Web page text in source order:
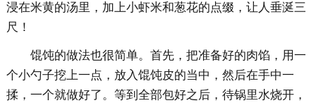
浸在米黄的汤里，加上小虾米和葱花的点缀，让人垂涎三
尺！
馄饨的做法也很简单。首先，把准备好的肉馅，用一
个小勺子挖上一点，放入馄饨皮的当中，然后在手中一
揉，一个就做好了。等到全部包好之后，待锅里水烧开，